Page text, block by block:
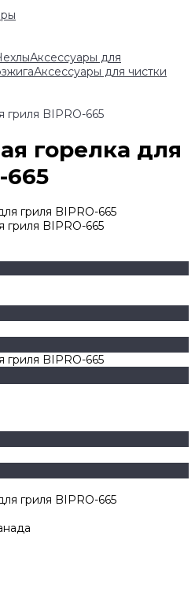
Аксессуары для
Аксессуары для чистки
гриля BIPRO-665
горелка для
665
гриля BIPRO-665
гриля BIPRO-665